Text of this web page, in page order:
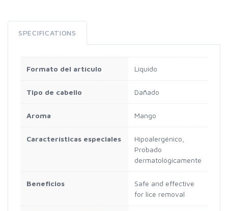
SPECIFICATIONS
Formato del artículo Líquido
Tipo de cabello Dañado
Aroma Mango
Características especiales
Hipoalergénico,
Probado
dermatológicamente
Beneficios
Safe and effective
for lice removal